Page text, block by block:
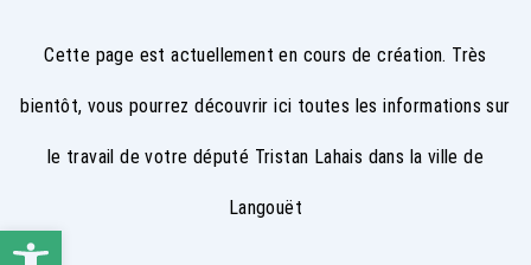
Ouvrir la barre d’outils
Cette page est actuellement en cours de création. Très
bientôt, vous pourrez découvrir ici toutes les informations sur
le travail de votre député Tristan Lahais dans la ville de
Langouët